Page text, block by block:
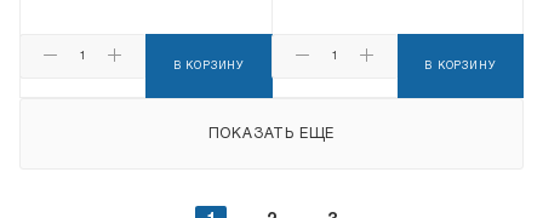
В КОРЗИНУ В КОРЗИНУ
ПОКАЗАТЬ ЕЩЕ